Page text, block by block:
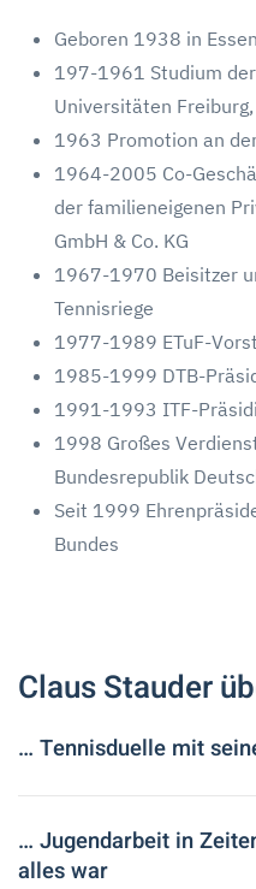
Geboren 1938 in Essen
197-1961 Studium
Universitäten
1963 Promotion an
1964-2005 Co-
der familieneigenen
GmbH & Co. KG
1967-1970 Beisitzer
Tennisriege
1977-1989 ETuF-
1985-1999 DTB-
1991-1993 ITF-
1998 Großes
Bundesrepublik
Seit 1999
Bundes
Claus Stauder
… Tennisduelle mit
… Jugendarbeit in
alles war